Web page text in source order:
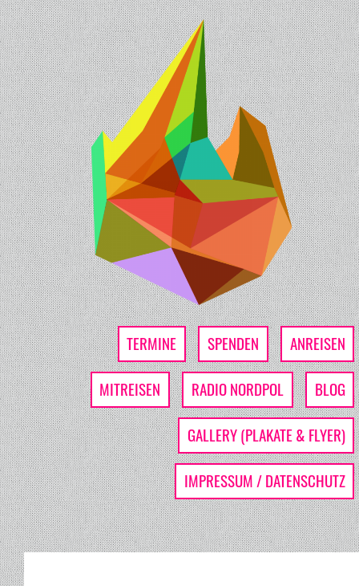
TERMINE SPENDEN
ANREISEN
MITREISEN
RADIO NORDPOL
BLOG
GALLERY (PLAKATE & FLYER)
IMPRESSUM / DATENSCHUTZ